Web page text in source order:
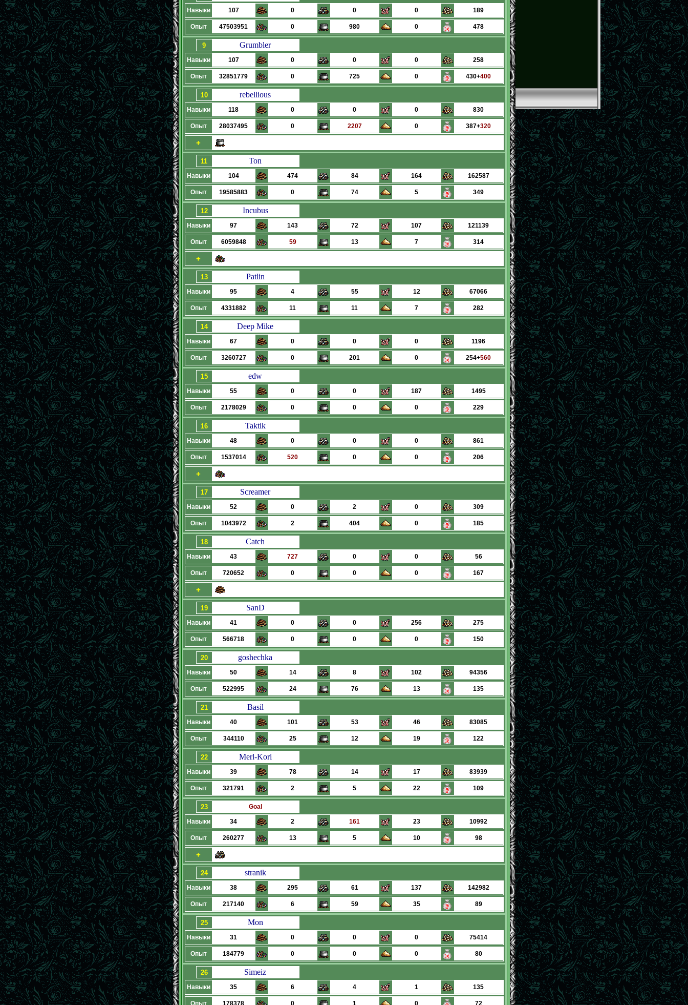
Навыки 107 0 0 0 189
Опыт 47503951 0 980 0 478
9 Grumbler
Навыки 107 0 0 0 258
Опыт 32851779 0 725 0 430+400
10 rebellious
Навыки 118 0 0 0 830
Опыт 28037495 0 2207 0 387+320
+
11 Ton
Навыки 104 474 84 164 162587
Опыт 19585883 0 74 5 349
12 Incubus
Навыки 97 143 72 107 121139
Опыт 6059848 59 13 7 314
+
13 Patlin
Навыки 95 4 55 12 67066
Опыт 4331882 11 11 7 282
14 Deep Mike
Навыки 67 0 0 0 1196
Опыт 3260727 0 201 0 254+560
15 edw
Навыки 55 0 0 187 1495
Опыт 2178029 0 0 0 229
16 Taktik
Навыки 48 0 0 0 861
Опыт 1537014 520 0 0 206
+
17 Screamer
Навыки 52 0 2 0 309
Опыт 1043972 2 404 0 185
18 Catch
Навыки 43 727 0 0 56
Опыт 720652 0 0 0 167
+
19 SanD
Навыки 41 0 0 256 275
Опыт 566718 0 0 0 150
20 goshechka
Навыки 50 14 8 102 94356
Опыт 522995 24 76 13 135
21 Basil
Навыки 40 101 53 46 83085
Опыт 344110 25 12 19 122
22 Merl-Kori
Навыки 39 78 14 17 83939
Опыт 321791 2 5 22 109
23 Goal
Навыки 34 2 161 23 10992
Опыт 260277 13 5 10 98
+
24 stranik
Навыки 38 295 61 137 142982
Опыт 217140 6 59 35 89
25 Mon
Навыки 31 0 0 0 75414
Опыт 184779 0 0 0 80
26 Simeiz
Навыки 35 6 4 1 135
Опыт 178378 0 1 0 72